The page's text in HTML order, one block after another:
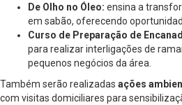
De Olho no Óleo: ensina a
em sabão, oferecendo
Curso de Preparação de
para realizar interligações de
pequenos negócios da área.
Também serão realizadas ações
com visitas domiciliares para